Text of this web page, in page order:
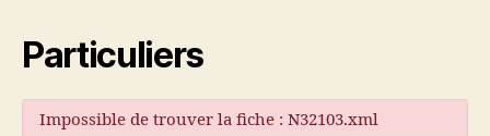
Particuliers
Impossible de trouver la fiche : N32103.xml